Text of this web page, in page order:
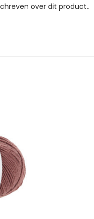
over dit product..